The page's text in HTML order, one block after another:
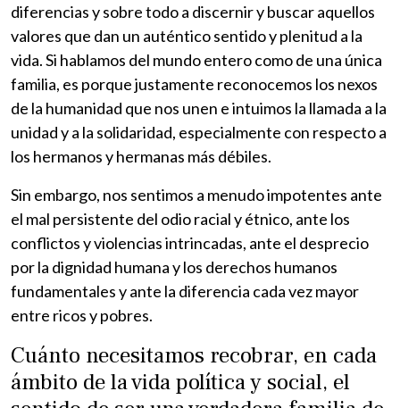
diferencias y sobre todo a discernir y buscar aquellos
valores que dan un auténtico sentido y plenitud a la
vida. Si hablamos del mundo entero como de una única
familia, es porque justamente reconocemos los nexos
de la humanidad que nos unen e intuimos la llamada a la
unidad y a la solidaridad, especialmente con respecto a
los hermanos y hermanas más débiles.
Sin embargo, nos sentimos a menudo impotentes ante
el mal persistente del odio racial y étnico, ante los
conflictos y violencias intrincadas, ante el desprecio
por la dignidad humana y los derechos humanos
fundamentales y ante la diferencia cada vez mayor
entre ricos y pobres.
Cuánto necesitamos recobrar, en cada
ámbito de la vida política y social, el